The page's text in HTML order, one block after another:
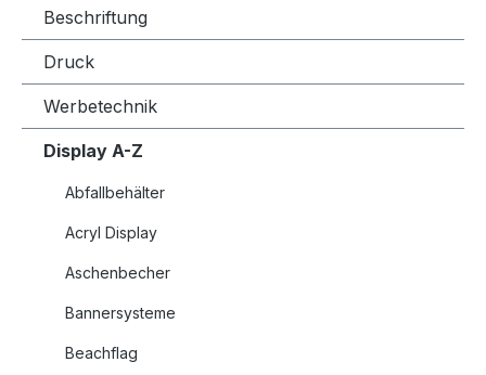
Beschriftung
Druck
Werbetechnik
Display A-Z
Abfallbehälter
Acryl Display
Aschenbecher
Bannersysteme
Beachflag